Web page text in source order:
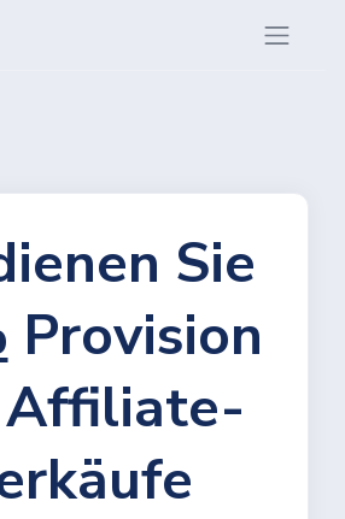
Sie
Provision